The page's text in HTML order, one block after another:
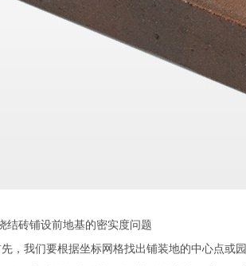
铺设前地基的密实度问题
我们要根据坐标网格找出铺装地的中心点或园